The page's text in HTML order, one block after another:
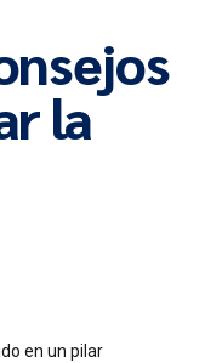
la
en un pilar